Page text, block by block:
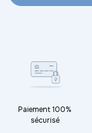
Paiement 100%
sécurisé